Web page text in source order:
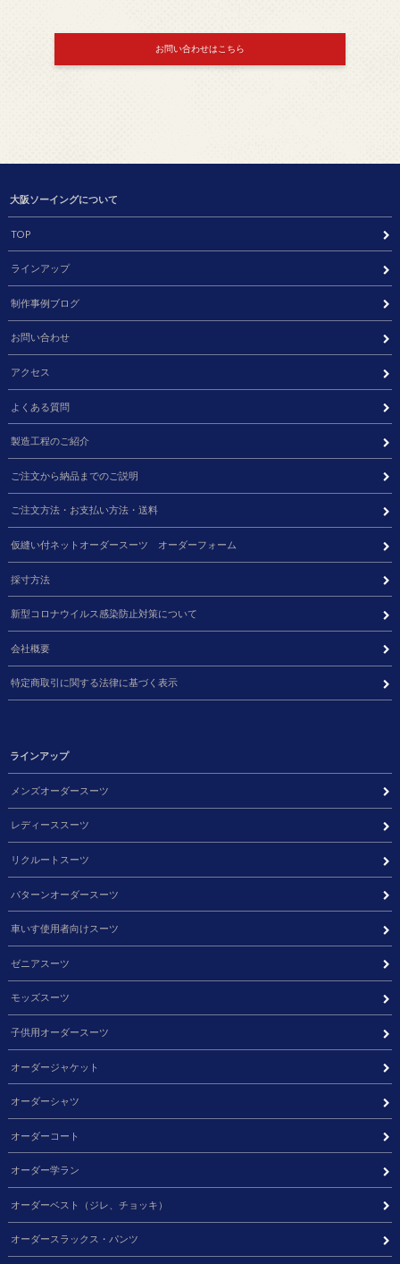
お問い合わせはこちら
大阪ソーイングについて
TOP
ラインアップ
制作事例ブログ
お問い合わせ
アクセス
よくある質問
製造工程のご紹介
ご注文から納品までのご説明
ご注文方法・お支払い方法・送料
仮縫い付ネットオーダースーツ オーダーフォーム
採寸方法
新型コロナウイルス感染防止対策について
会社概要
特定商取引に関する法律に基づく表示
ラインアップ
メンズオーダースーツ
レディーススーツ
リクルートスーツ
パターンオーダースーツ
車いす使用者向けスーツ
ゼニアスーツ
モッズスーツ
子供用オーダースーツ
オーダージャケット
オーダーシャツ
オーダーコート
オーダー学ラン
オーダーベスト（ジレ、チョッキ）
オーダースラックス・パンツ